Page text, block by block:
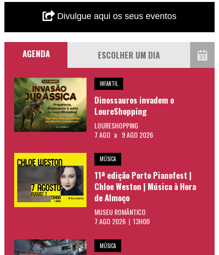
Divulgue aqui os seus eventos
AGENDA
INFANTIL
Dinossauros invadem o
LoureShopping
LOURESHOPPING
7 AGO a 9 AGO 2026
MÚSICA
11ª edição Porto Pianofest |
Chloe Weston | Música à Hora
de Almoço
MUSEU ROMÂNTICO
7 AGO 2026 | 13H00
MÚSICA